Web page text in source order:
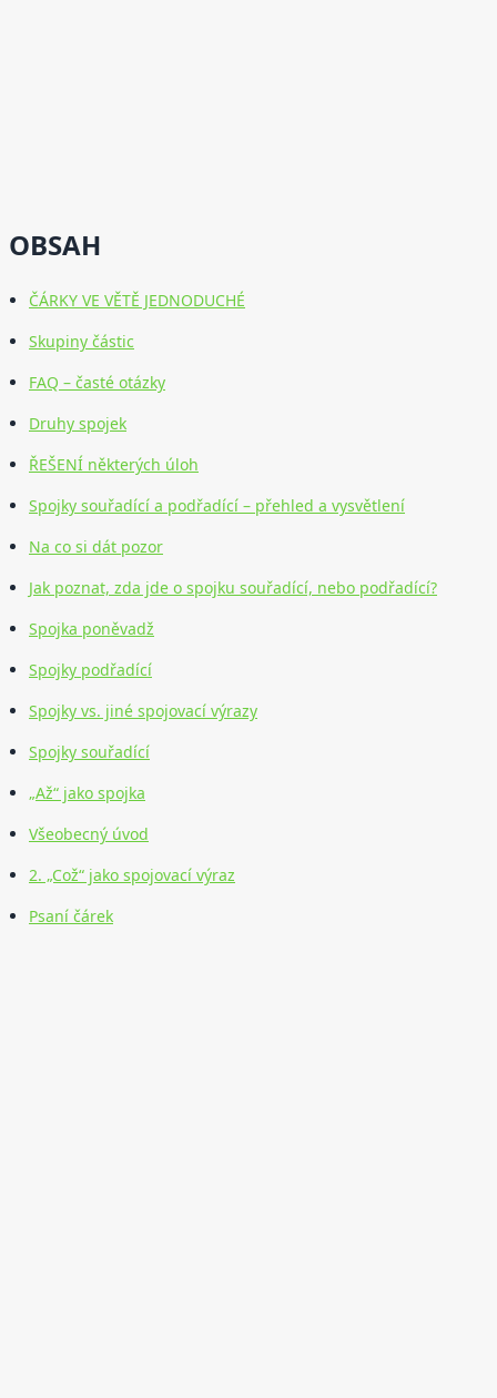
OBSAH
ČÁRKY VE VĚTĚ JEDNODUCHÉ
Skupiny částic
FAQ – časté otázky
Druhy spojek
ŘEŠENÍ některých úloh
Spojky souřadící a podřadící – přehled a vysvětlení
Na co si dát pozor
Jak poznat, zda jde o spojku souřadící, nebo podřadící?
Spojka poněvadž
Spojky podřadící
Spojky vs. jiné spojovací výrazy
Spojky souřadící
„Až“ jako spojka
Všeobecný úvod
2. „Což“ jako spojovací výraz
Psaní čárek